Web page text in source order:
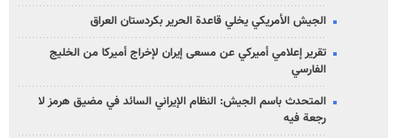
الجيش الأمريكي يخلي قاعدة الحرير بكردستان العراق
تقرير إعلامي أميركي عن مسعى إيران لإخراج أميركا من الخليج
الفارسي
المتحدث باسم الجيش: النظام الإيراني السائد في مضيق هرمز لا
رجعة فيه